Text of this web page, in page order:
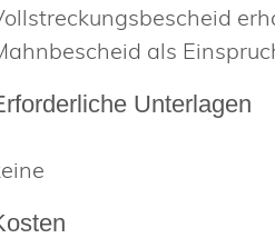
als
Unterlagen